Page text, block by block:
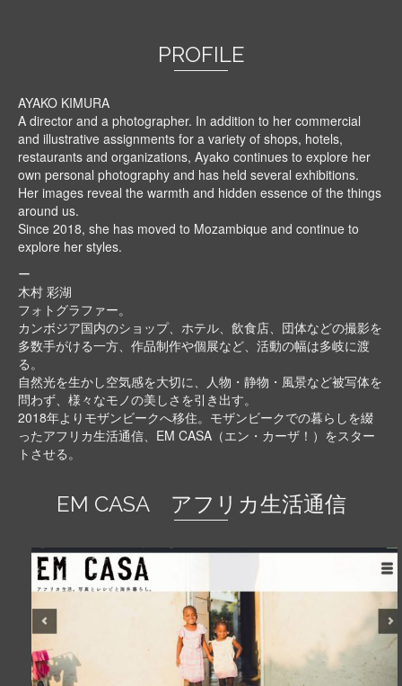
PROFILE
AYAKO KIMURA
A director and a photographer. In addition to her commercial
and illustrative assignments for a variety of shops, hotels,
restaurants and organizations, Ayako continues to explore her
own personal photography and has held several exhibitions.
Her images reveal the warmth and hidden essence of the things
around us.
Since 2018, she has moved to Mozambique and continue to
explore her styles.
ー
木村 彩湖
フォトグラファー。
カンボジア国内のショップ、ホテル、飲食店、団体などの撮影を
多数手がける一方、作品制作や個展など、活動の幅は多岐に渡
る。
自然光を生かし空気感を大切に、人物・静物・風景など被写体を
問わず、様々なモノの美しさを引き出す。
2018年よりモザンビークへ移住。モザンビークでの暮らしを綴
ったアフリカ生活通信、EM CASA（エン・カーザ！）をスター
トさせる。
EM CASA アフリカ生活通信